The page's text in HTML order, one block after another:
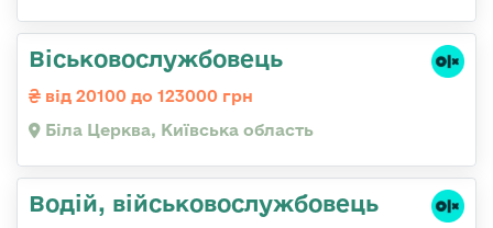
Віськовослужбовець
від 20100 до 123000 грн
Біла Церква, Київська область
Водій, військовослужбовець